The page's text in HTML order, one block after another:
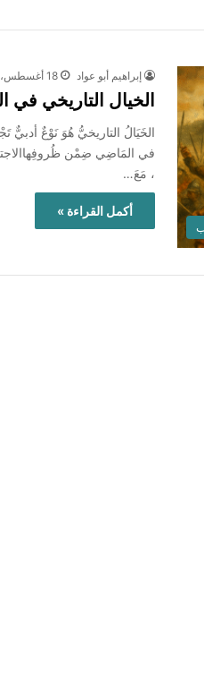
إبراهيم أبو عواد 18 أغسطس، 2025
الخيال التاريخي في
الخَيَالُ التاريخيُّ هُوَ نَوْعٌ أدبيٌّ
في المَاضِي ضِمْن
، مَعَ…
أكمل القراءة »